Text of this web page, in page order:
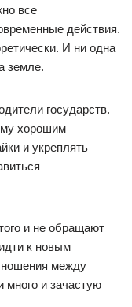
все
действия.
И ни одна
земле.
государств.
хорошим
и укреплять
и не обращают
к новым
между
много и зачастую